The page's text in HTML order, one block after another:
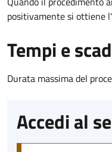
positivamente si ottiene
Tempi e
Durata massima del
Accedi al